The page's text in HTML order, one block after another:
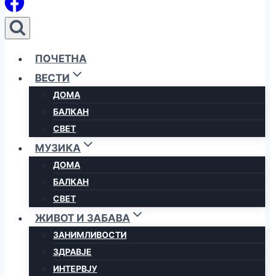
ПОЧЕТНА
ВЕСТИ
ДОМА
БАЛКАН
СВЕТ
МУЗИКА
ДОМА
БАЛКАН
СВЕТ
ЖИВОТ И ЗАБАВА
ЗАНИМЛИВОСТИ
ЗДРАВЈЕ
ИНТЕРВЈУ